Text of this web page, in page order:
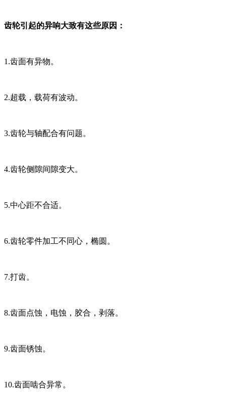
齿轮引起的异响大致有这些原因：
1.齿面有异物。
2.超载，载荷有波动。
3.齿轮与轴配合有问题。
4.齿轮侧隙间隙变大。
5.中心距不合适。
6.齿轮零件加工不同心，椭圆。
7.打齿。
8.齿面点蚀，电蚀，胶合，剥落。
9.齿面锈蚀。
10.齿面啮合异常。